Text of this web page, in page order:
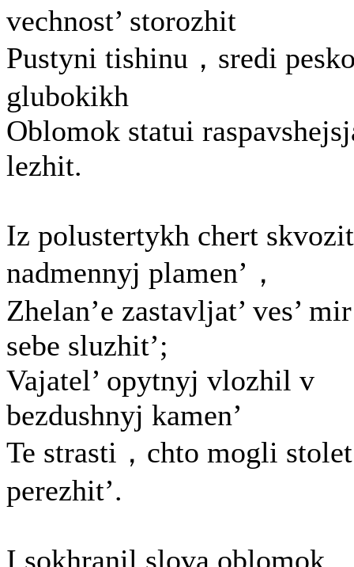
vechnost’ storozhit
Pustyni tishinu，sredi
glubokikh
Oblomok statui
lezhit.
Iz polustertykh chert skvozit
nadmennyj plamen’，
Zhelan’e zastavljat’ ves’ mir
sebe sluzhit’;
Vajatel’ opytnyj vlozhil v
bezdushnyj kamen’
Te strasti，chto mogli
perezhit’.
I sokhranil slova oblomok